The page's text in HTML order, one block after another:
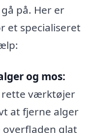
på. Her er
et specialiseret
og mos:
rette værktøjer
at fjerne alger
overfladen glat